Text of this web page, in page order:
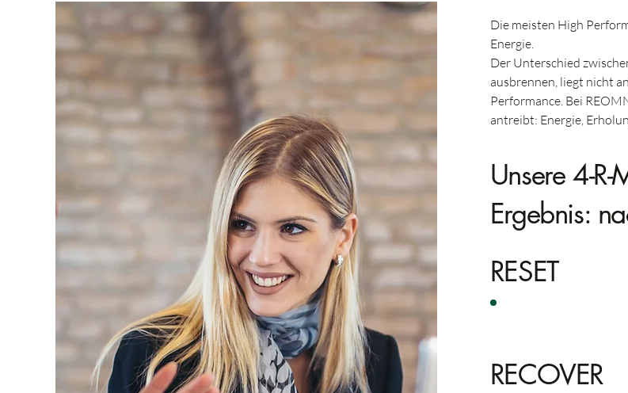
Die meisten High
Energie.
Der Unterschied
ausbrennen, liegt nicht
Performance. Bei
antreibt: Energie,
Unsere 4-
Ergebnis:
RESET
RECOVER